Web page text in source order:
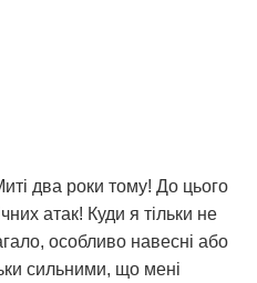
два роки тому! До цього
атак! Куди я тільки не
особливо навесні або
сильними, що мені